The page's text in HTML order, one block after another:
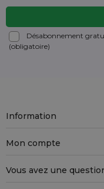
Désabonnement
(obligatoire)
Information
Mon compte
Vous avez une